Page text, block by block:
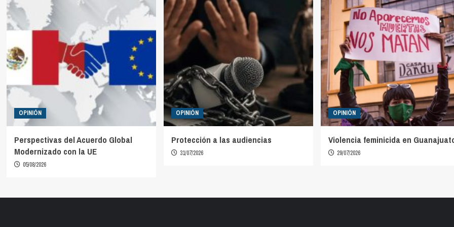
OPINIÓN
Perspectivas del Acuerdo Global
Modernizado con la UE
05/08/2026
OPINIÓN
Protección a las audiencias
31/07/2026
OPINIÓN
Violencia feminicida en
29/07/2026